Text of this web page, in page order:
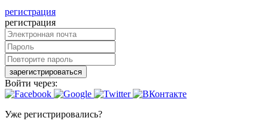
регистрация
регистрация
зарегистрироваться
Войти через:
Уже регистрировались?